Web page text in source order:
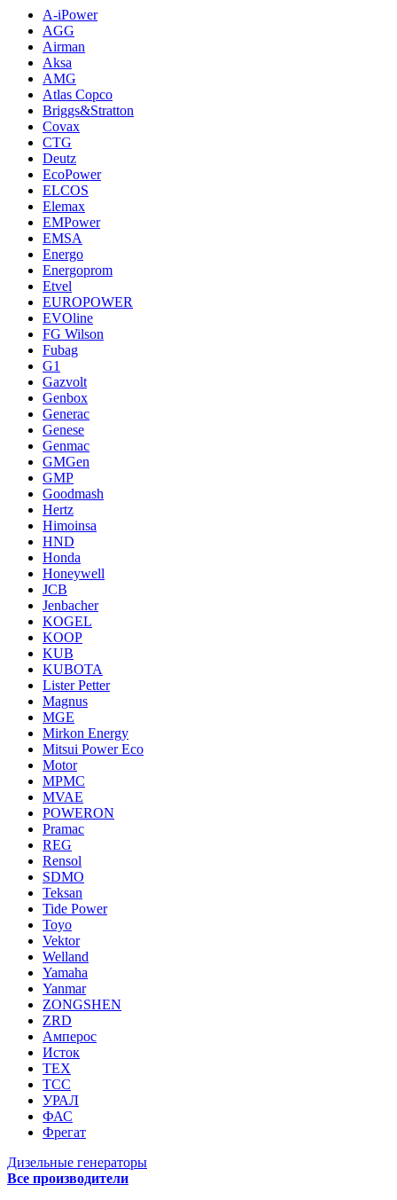
A-iPower
AGG
Airman
Aksa
AMG
Atlas Copco
Briggs&Stratton
Covax
CTG
Deutz
EcoPower
ELCOS
Elemax
EMPower
EMSA
Energo
Energoprom
Etvel
EUROPOWER
EVOline
FG Wilson
Fubag
G1
Gazvolt
Genbox
Generac
Genese
Genmac
GMGen
GMP
Goodmash
Hertz
Himoinsa
HND
Honda
Honeywell
JCB
Jenbacher
KOGEL
KOOP
KUB
KUBOTA
Lister Petter
Magnus
MGE
Mirkon Energy
Mitsui Power Eco
Motor
MPMC
MVAE
POWERON
Pramac
REG
Rensol
SDMO
Teksan
Tide Power
Toyo
Vektor
Welland
Yamaha
Yanmar
ZONGSHEN
ZRD
Амперос
Исток
ТЕХ
ТСС
УРАЛ
ФАС
Фрегат
Дизельные генераторы
Все производители